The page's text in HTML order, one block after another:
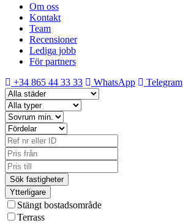
Om oss
Kontakt
Team
Recensioner
Lediga jobb
För partners
+34 865 44 33 33
WhatsApp Telegram
Ytterligare
Stängt bostadsområde
Terrass